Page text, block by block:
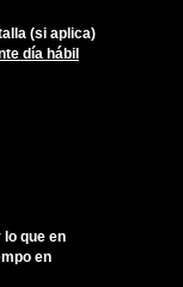
(si aplica)
día hábil
que en
en